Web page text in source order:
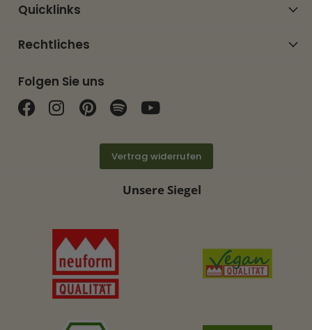
Quicklinks
Rechtliches
Folgen Sie uns
Finden Sie uns auf Facebook
Finden Sie uns auf Instagram
Finden Sie uns auf Pinterest
Finden Sie uns auf
Finden Sie uns auf
Vertrag widerrufen
Unsere Siegel